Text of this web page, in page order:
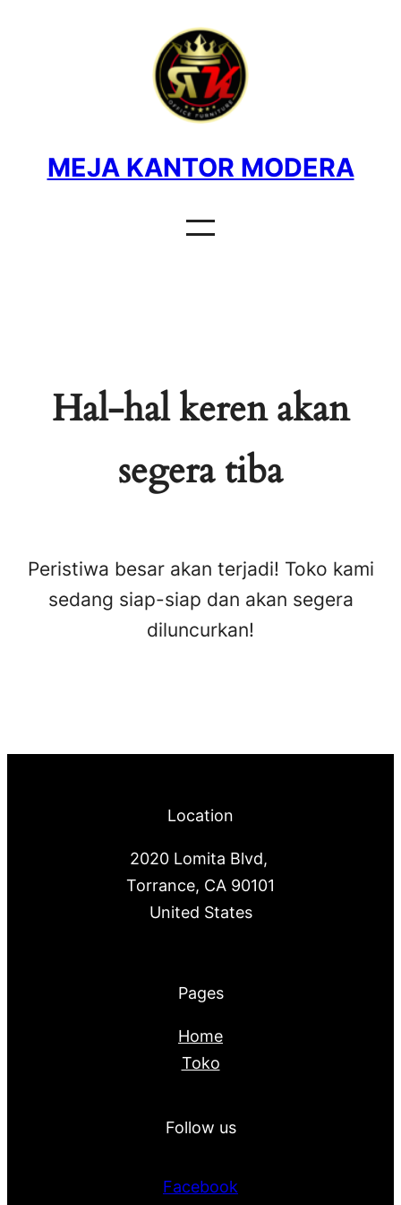
MEJA KANTOR MODERA
Hal-hal keren akan
segera tiba
Peristiwa besar akan terjadi! Toko kami
sedang siap-siap dan akan segera
diluncurkan!
Location
2020 Lomita Blvd,
Torrance, CA 90101
United States
Pages
Home
Toko
Follow us
Facebook